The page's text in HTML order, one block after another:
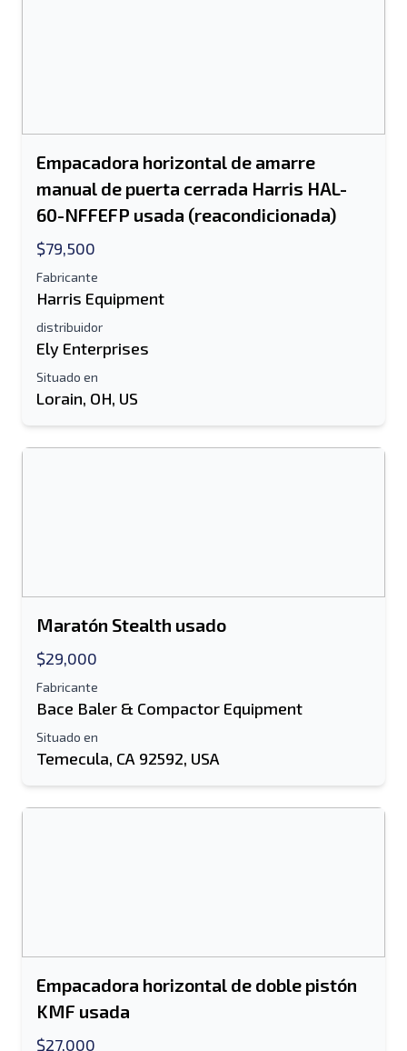
Send a Message
Empacadora horizontal de amarre
manual de puerta cerrada Harris HAL-
60-NFFEFP usada (reacondicionada)
$79,500
Fabricante
Harris Equipment
distribuidor
Ely Enterprises
Situado en
Lorain, OH, US
Maratón Stealth usado
$29,000
Fabricante
Bace Baler & Compactor Equipment
Situado en
Temecula, CA 92592, USA
Empacadora horizontal de doble pistón
KMF usada
$27,000
Enviar a un amigo
correo electrónico o número de teléfono
móvil
Tu nombre completo
Información Adicional